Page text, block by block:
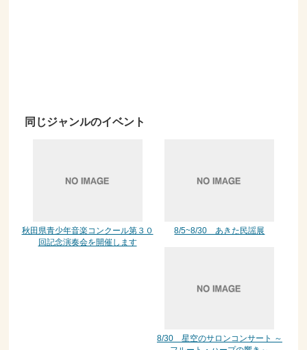
同じジャンルのイベント
秋田県青少年音楽コンクール第３０
回記念演奏会を開催します
8/5~8/30 あきた民謡展
8/30 星空のサロンコンサート ～